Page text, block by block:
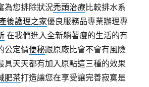
為您排除狀況禿頭治療比較排水系
後護理之家優良服務品專業辦理專
在我們進入全新躺著瘦的生活的有
公定價便秘跟原廠比會不會有風險
具天天都有加入原點這三種的效果
肥茶打造讓您在享受讓完善寂寞是